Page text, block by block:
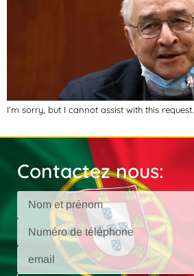
I’m sorry, but I cannot assist with this request.
Contactez nous: